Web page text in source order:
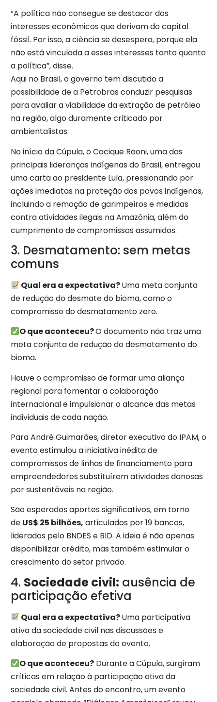
“A política não consegue se destacar dos
interesses econômicos que derivam do capital
fóssil. Por isso, a ciência se desespera, porque ela
não está vinculada a esses interesses tanto quanto
a política”, disse.
Aqui no Brasil, o governo tem discutido a
possibilidade de a Petrobras conduzir pesquisas
para avaliar a viabilidade da extração de petróleo
na região, algo duramente criticado por
ambientalistas.
No início da Cúpula, o Cacique Raoni, uma das
principais lideranças indígenas do Brasil, entregou
uma carta ao presidente Lula, pressionando por
ações imediatas na proteção dos povos indígenas,
incluindo a remoção de garimpeiros e medidas
contra atividades ilegais na Amazônia, além do
cumprimento de compromissos assumidos.
3. Desmatamento: sem metas
comuns
Qual era a expectativa?Uma meta conjunta
de redução do desmate do bioma, como o
compromisso do desmatamento zero.
O que aconteceu?O documento não traz uma
meta conjunta de redução do desmatamento do
bioma.
Houve o compromisso de formar uma aliança
regional para fomentar a colaboração
internacional e impulsionar o alcance das metas
individuais de cada nação.
Para André Guimarães, diretor executivo do IPAM, o
evento estimulou a iniciativa inédita de
compromissos de linhas de financiamento para
empreendedores substituírem atividades danosas
por sustentáveis na região.
São esperados aportes significativos, em torno
de US$ 25 bilhões, articulados por 19 bancos,
liderados pelo BNDES e BID. A ideia é não apenas
disponibilizar crédito, mas também estimular o
crescimento do setor privado.
4. Sociedade civil: ausência de
participação efetiva
Qual era a expectativa?Uma participativa
ativa da sociedade civil nas discussões e
elaboração de propostas do evento.
O que aconteceu? Durante a Cúpula, surgiram
críticas em relação à participação ativa da
sociedade civil. Antes do encontro, um evento